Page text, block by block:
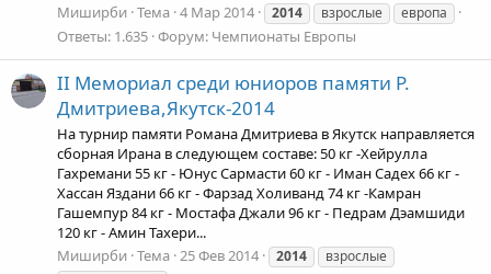
Миширби Тема 4 Мар 2014 2014 взрослые европа
Ответы: 1.635 Форум: Чемпионаты Европы
II Мемориал среди юниоров памяти Р.
Дмитриева,Якутск-2014
На турнир памяти Романа Дмитриева в Якутск направляется
сборная Ирана в следующем составе: 50 кг -Хейрулла
Гахремани 55 кг - Юнус Сармасти 60 кг - Иман Садех 66 кг -
Хассан Яздани 66 кг - Фарзад Холиванд 74 кг -Камран
Гашемпур 84 кг - Мостафа Джали 96 кг - Педрам Дэамшиди
120 кг - Амин Тахери...
Миширби Тема 25 Фев 2014 2014
взрослые